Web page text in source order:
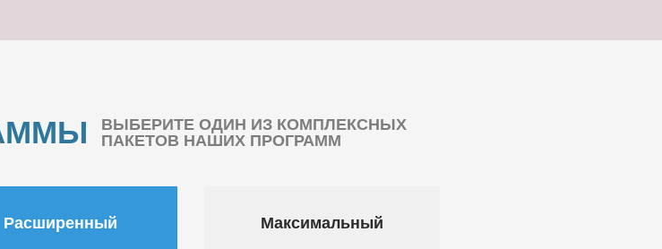
ВЫБЕРИТЕ ОДИН ИЗ КОМПЛЕКСНЫХ
ПАКЕТОВ НАШИХ ПРОГРАММ
Расширенный Максимальный